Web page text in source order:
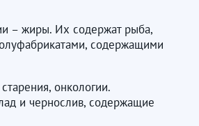
– жиры. Их содержат рыба,
содержащими
онкологии.
и чернослив, содержащие